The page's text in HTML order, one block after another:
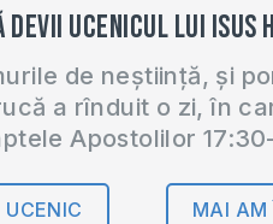
devii ucenicul lui Isus
de neștiință, și
a rînduit o zi, în
Apostolilor
UCENIC MAI AM